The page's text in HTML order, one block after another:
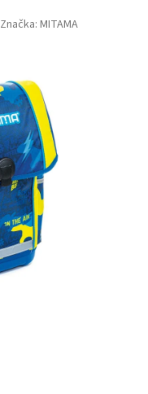
Značka: MITAMA